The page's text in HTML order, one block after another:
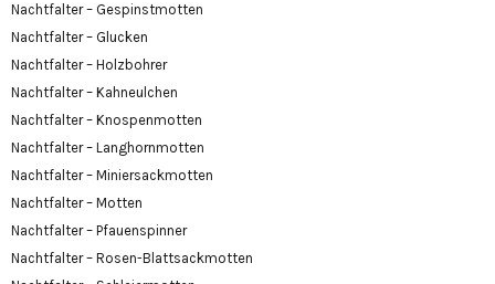
Nachtfalter – Gespinstmotten
Nachtfalter – Glucken
Nachtfalter – Holzbohrer
Nachtfalter – Kahneulchen
Nachtfalter – Knospenmotten
Nachtfalter – Langhornmotten
Nachtfalter – Miniersackmotten
Nachtfalter – Motten
Nachtfalter – Pfauenspinner
Nachtfalter – Rosen-Blattsackmotten